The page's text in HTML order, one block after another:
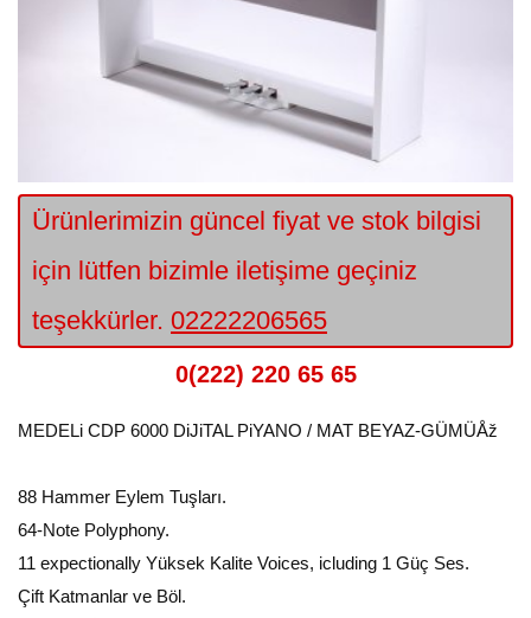
Ürünlerimizin güncel fiyat ve stok bilgisi
için lütfen bizimle iletişime geçiniz
teşekkürler. 02222206565
0(222) 220 65 65
MEDELi CDP 6000 DiJiTAL PiYANO / MAT BEYAZ-GÜMÜÅž
88 Hammer Eylem Tuşları.
64-Note Polyphony.
11 expectionally Yüksek Kalite Voices, icluding 1 Güç Ses.
Çift Katmanlar ve Böl.